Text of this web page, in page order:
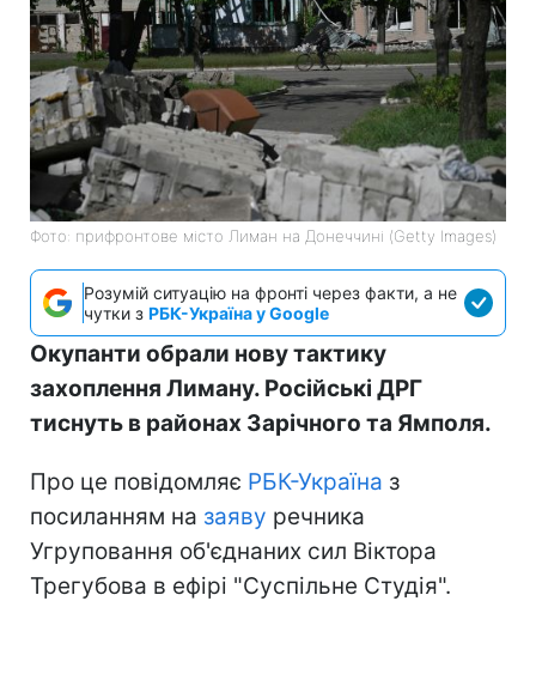
Фото: прифронтове місто Лиман на Донеччині (Getty Images)
Розумій ситуацію на фронті через факти, а не
чутки з РБК-Україна у Google
Окупанти обрали нову тактику
захоплення Лиману. Російські ДРГ
тиснуть в районах Зарічного та Ямполя.
Про це повідомляє РБК-Україна з
посиланням на заяву речника
Угруповання об'єднаних сил Віктора
Трегубова в ефірі "Суспільне Студія".